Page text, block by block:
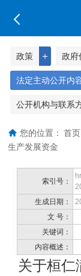
＋
政策 政府
法定主动公开内
公开机构与联系
您的位置： 首页
生产发展资金
索引号：
生成日期：
文 号：
关键词：
内容概述：
关于桓仁